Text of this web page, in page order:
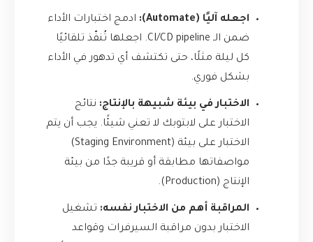
اجعله آليًا (Automate):
ادمج اختبارات الأداء
ضمن الـ CI/CD pipeline. اجعلها تُنفّذ تلقائيًا
كل ليلة مثلًا، حتى تكتشف أي تدهور في الأداء
بشكل فوري.
الاختبار في بيئة شبيهة بالإنتاج: نتائج
الاختبار على لابتوبك لا تعني شيئًا. يجب أن يتم
الاختبار على بيئة (Staging Environment)
مواصفاتها مطابقة أو قريبة جدًا من بيئة
الإنتاج (Production).
المراقبة أهم من الاختبار نفسه: تشغيل
الاختبار بدون مراقبة السيرفرات وقواعد